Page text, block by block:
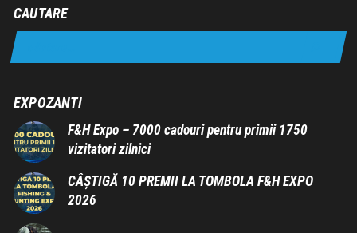
CAUTARE
EXPOZANTI
F&H Expo – 7000 cadouri pentru primii 1750
vizitatori zilnici
CÂȘTIGĂ 10 PREMII LA TOMBOLA F&H EXPO
2026